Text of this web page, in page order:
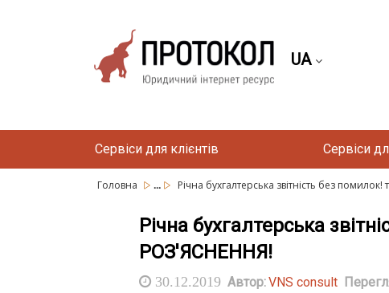
UA
Сервіси для клієнтів Сервіси
Головна ... Річна бухгалтерська звітність без помилок!
Річна бухгалтерська
РОЗ'ЯСНЕННЯ!
30.12.2019 Автор:VNS consult